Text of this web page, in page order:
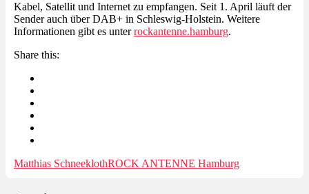
Kabel, Satellit und Internet zu empfangen. Seit 1. April läuft der
Sender auch über DAB+ in Schleswig-Holstein. Weitere
Informationen gibt es unterrockantenne.hamburg.
Share this:
Matthias SchneeklothROCK ANTENNE Hamburg